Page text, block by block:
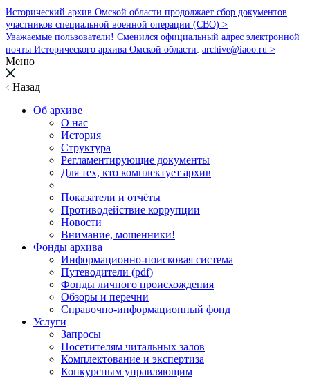
Исторический архив Омской области продолжает сбор документов
участников специальной военной операции (СВО) >
Уважаемые пользователи! Сменился официальный адрес электронной
почты Исторического архива Омской области: archive@iaoo.ru >
Меню
Назад
Об архиве
О нас
История
Структура
Регламентирующие документы
Для тех, кто комплектует архив
Показатели и отчёты
Противодействие коррупции
Новости
Внимание, мошенники!
Фонды архива
Информационно-поисковая система
Путеводители (pdf)
Фонды личного происхождения
Обзоры и перечни
Справочно-информационный фонд
Услуги
Запросы
Посетителям читальных залов
Комплектование и экспертиза
Конкурсным управляющим